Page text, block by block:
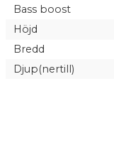
Bass boost
Höjd
Bredd
Djup(nertill)